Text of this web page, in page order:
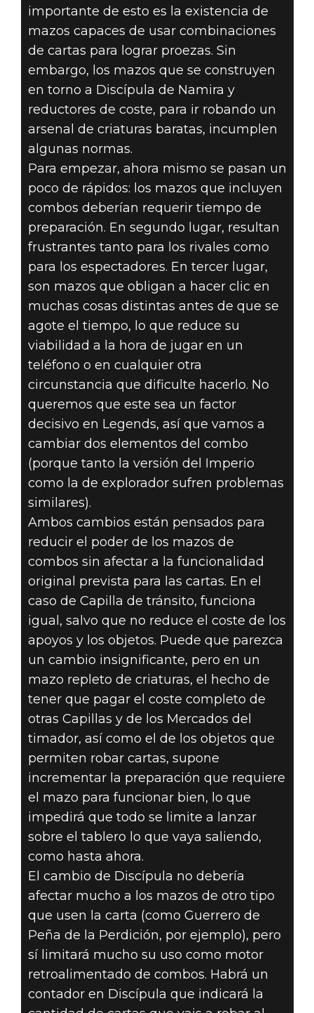
importante de esto es la existencia de
mazos capaces de usar combinaciones
de cartas para lograr proezas. Sin
embargo, los mazos que se construyen
en torno a Discípula de Namira y
reductores de coste, para ir robando un
arsenal de criaturas baratas, incumplen
algunas normas.
Para empezar, ahora mismo se pasan un
poco de rápidos: los mazos que incluyen
combos deberían requerir tiempo de
preparación. En segundo lugar, resultan
frustrantes tanto para los rivales como
para los espectadores. En tercer lugar,
son mazos que obligan a hacer clic en
muchas cosas distintas antes de que se
agote el tiempo, lo que reduce su
viabilidad a la hora de jugar en un
teléfono o en cualquier otra
circunstancia que dificulte hacerlo. No
queremos que este sea un factor
decisivo en Legends, así que vamos a
cambiar dos elementos del combo
(porque tanto la versión del Imperio
como la de explorador sufren problemas
similares).
Ambos cambios están pensados para
reducir el poder de los mazos de
combos sin afectar a la funcionalidad
original prevista para las cartas. En el
caso de Capilla de tránsito, funciona
igual, salvo que no reduce el coste de los
apoyos y los objetos. Puede que parezca
un cambio insignificante, pero en un
mazo repleto de criaturas, el hecho de
tener que pagar el coste completo de
otras Capillas y de los Mercados del
timador, así como el de los objetos que
permiten robar cartas, supone
incrementar la preparación que requiere
el mazo para funcionar bien, lo que
impedirá que todo se limite a lanzar
sobre el tablero lo que vaya saliendo,
como hasta ahora.
El cambio de Discípula no debería
afectar mucho a los mazos de otro tipo
que usen la carta (como Guerrero de
Peña de la Perdición, por ejemplo), pero
sí limitará mucho su uso como motor
retroalimentado de combos. Habrá un
contador en Discípula que indicará la